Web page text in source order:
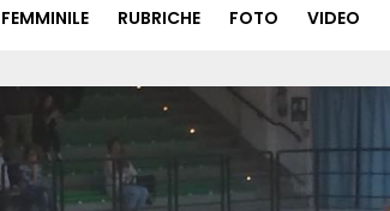
FEMMINILE RUBRICHE FOTO VIDEO